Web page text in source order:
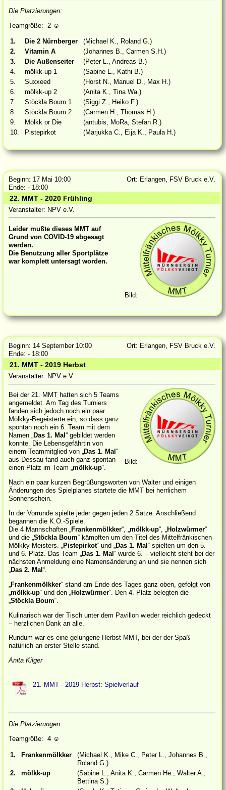
Die Platzierungen:
Teamgröße: 2 ☺
1. Die 2 Nürnberger
(Michael K., Roland G.)
2.
Vitamin A
(Johannes B., Carmen S.H.)
3.
Die Außenseiter
(Peter L., Andreas B.)
4.
mölkk-up 1
(Sabine L., Kathi B.)
5.
Suxxeed
(Horst N., Manuel D., Max H.)
6.
mölkk-up 2
(Anita K., Tina Wa.)
7.
Stöckla Boum 1
(Siggi Z., Heiko F.)
8.
Stöckla Boum 2
(Carmen H., Thomas H.)
9.
Mölkk or Die
(antubis, MoRa, Stefan R.)
10.
Pistepirkot (Marjukka C., Eija K., Paula H.)
Beginn: 17 Mai 10:00
Ort: Erlangen, FSV Bruck e.V.
Ende: - 18:00
22. MMT - 2020 Frühling
Veranstalter: NPV e.V.
Bild:
Leider mußte dieses MMT auf
Grund von COVID-19 abgesagt
werden.
Die Benutzung aller Sportplätze
war komplett untersagt worden.
Beginn: 14 September 10:00
Ort: Erlangen, FSV Bruck e.V.
Ende: - 18:00
21. MMT - 2019 Herbst
Veranstalter: NPV e.V.
Bild:
Bei der 21. MMT hatten sich 5 Teams
angemeldet. Am Tag des Turniers
fanden sich jedoch noch ein paar
Mölkky-Begeisterte ein, so dass ganz
spontan noch ein 6. Team mit dem
Namen „Das 1. Mal“ gebildet werden
konnte. Die Lebensgefährtin von
einem Teammitglied von „Das 1. Mal“
aus Dessau fand auch ganz spontan
einen Platz im Team „mölkk-up“.
Nach ein paar kurzen Begrüßungsworten von Walter und einigen
Änderungen des Spielplanes startete die MMT bei herrlichem
Sonnenschein.
In der Vorrunde spielte jeder gegen jeden 2 Sätze. Anschließend
begannen die K.O.-Spiele.
Die 4 Mannschaften „Frankenmölkker“, „mölkk-up“, „Holzwürmer“
und die „Stöckla Boum“ kämpften um den Titel des Mittelfränkischen
Mölkky-Meisters. „Pistepirkot“ und „Das 1. Mal“ spielten um den 5.
und 6. Platz. Das Team „Das 1. Mal“ wurde 6. – vielleicht steht bei der
nächsten Anmeldung eine Namensänderung an und sie nennen sich
„Das 2. Mal“.
Frankenmölkker“ stand am Ende des Tages ganz oben, gefolgt von
„mölkk-up“ und den „ Holzwürmer“. Den 4. Platz belegten die
„Stöckla Boum“.
Kulinarisch war der Tisch unter dem Pavillon wieder reichlich gedeckt
– herzlichen Dank an alle.
Rundum war es eine gelungene Herbst-MMT, bei der der Spaß
natürlich an erster Stelle stand.
Anita Kilger
21. MMT - 2019 Herbst: Spielverlauf
Die Platzierungen:
Teamgröße: 4 ☺
1. Frankenmölkker
(Michael K., Mike C., Peter L., Johannes B.,
Roland G.)
2.
mölkk-up
(Sabine L., Anita K., Carmen He., Walter A.,
Bettina S.)